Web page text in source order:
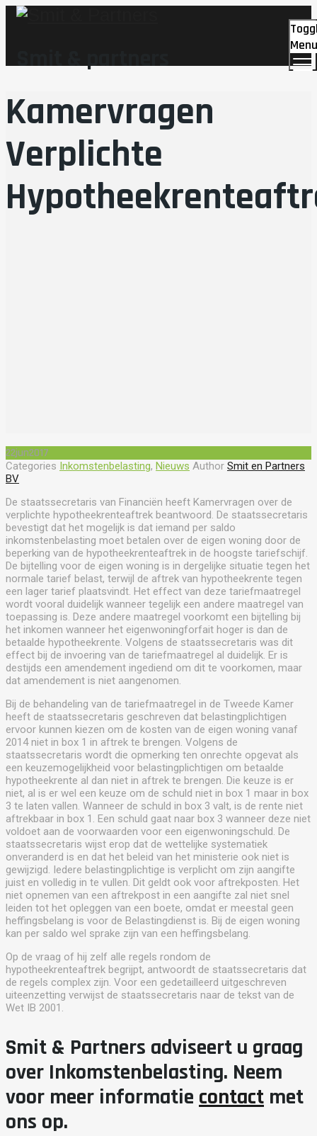
Smit & partners
Menu
Kamervragen
Verplichte
22jun2017
Categories Inkomstenbelasting, Nieuws Author Smit en Partners
BV
De staatssecretaris van Financiën heeft Kamervragen over de
verplichte hypotheekrenteaftrek beantwoord. De staatssecretaris
bevestigt dat het mogelijk is dat iemand per saldo
inkomstenbelasting moet betalen over de eigen woning door de
beperking van de hypotheekrenteaftrek in de hoogste tariefschijf.
De bijtelling voor de eigen woning is in dergelijke situatie tegen het
normale tarief belast, terwijl de aftrek van hypotheekrente tegen
een lager tarief plaatsvindt. Het effect van deze tariefmaatregel
wordt vooral duidelijk wanneer tegelijk een andere maatregel van
toepassing is. Deze andere maatregel voorkomt een bijtelling bij
het inkomen wanneer het eigenwoningforfait hoger is dan de
betaalde hypotheekrente. Volgens de staatssecretaris was dit
effect bij de invoering van de tariefmaatregel al duidelijk. Er is
destijds een amendement ingediend om dit te voorkomen, maar
dat amendement is niet aangenomen.
Bij de behandeling van de tariefmaatregel in de Tweede Kamer
heeft de staatssecretaris geschreven dat belastingplichtigen
ervoor kunnen kiezen om de kosten van de eigen woning vanaf
2014 niet in box 1 in aftrek te brengen. Volgens de
staatssecretaris wordt die opmerking ten onrechte opgevat als
een keuzemogelijkheid voor belastingplichtigen om betaalde
hypotheekrente al dan niet in aftrek te brengen. Die keuze is er
niet, al is er wel een keuze om de schuld niet in box 1 maar in box
3 te laten vallen. Wanneer de schuld in box 3 valt, is de rente niet
aftrekbaar in box 1. Een schuld gaat naar box 3 wanneer deze niet
voldoet aan de voorwaarden voor een eigenwoningschuld. De
staatssecretaris wijst erop dat de wettelijke systematiek
onveranderd is en dat het beleid van het ministerie ook niet is
gewijzigd. Iedere belastingplichtige is verplicht om zijn aangifte
juist en volledig in te vullen. Dit geldt ook voor aftrekposten. Het
niet opnemen van een aftrekpost in een aangifte zal niet snel
leiden tot het opleggen van een boete, omdat er meestal geen
heffingsbelang is voor de Belastingdienst is. Bij de eigen woning
kan per saldo wel sprake zijn van een heffingsbelang.
Op de vraag of hij zelf alle regels rondom de
hypotheekrenteaftrek begrijpt, antwoordt de staatssecretaris dat
de regels complex zijn. Voor een gedetailleerd uitgeschreven
uiteenzetting verwijst de staatssecretaris naar de tekst van de
Wet IB 2001.
Smit & Partners adviseert u graag
over Inkomstenbelasting. Neem
voor meer informatie contact met
ons op.